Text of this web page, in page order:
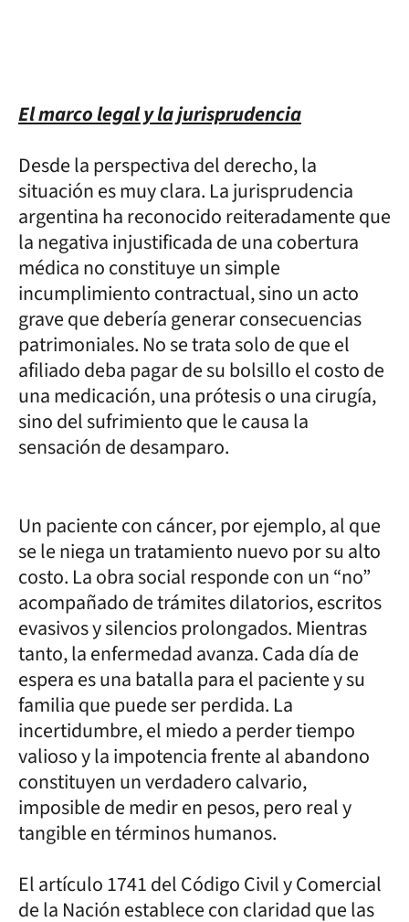
El marco legal y la jurisprudencia
Desde la perspectiva del derecho, la
situación es muy clara. La jurisprudencia
argentina ha reconocido reiteradamente que
la negativa injustificada de una cobertura
médica no constituye un simple
incumplimiento contractual, sino un acto
grave que debería generar consecuencias
patrimoniales. No se trata solo de que el
afiliado deba pagar de su bolsillo el costo de
una medicación, una prótesis o una cirugía,
sino del sufrimiento que le causa la
sensación de desamparo.
Un paciente con cáncer, por ejemplo, al que
se le niega un tratamiento nuevo por su alto
costo. La obra social responde con un “no”
acompañado de trámites dilatorios, escritos
evasivos y silencios prolongados. Mientras
tanto, la enfermedad avanza. Cada día de
espera es una batalla para el paciente y su
familia que puede ser perdida. La
incertidumbre, el miedo a perder tiempo
valioso y la impotencia frente al abandono
constituyen un verdadero calvario,
imposible de medir en pesos, pero real y
tangible en términos humanos.
El artículo 1741 del Código Civil y Comercial
de la Nación establece con claridad que las